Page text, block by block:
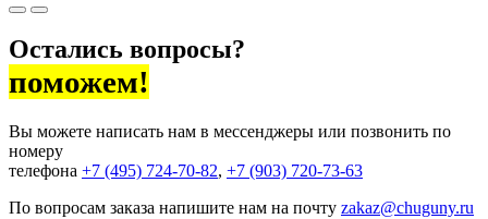
Остались вопросы?
поможем!
Вы можете написать нам в мессенджеры или позвонить по
номеру
телефона +7 (495) 724-70-82, +7 (903) 720-73-63
По вопросам заказа напишите нам на почту zakaz@chuguny.ru